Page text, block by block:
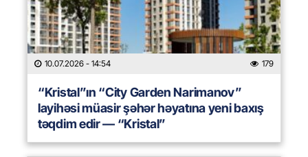
10.07.2026 - 14:54 179
“Kristal”ın “City Garden Narimanov”
layihəsi müasir şəhər həyatına yeni baxış
təqdim edir — “Kristal”